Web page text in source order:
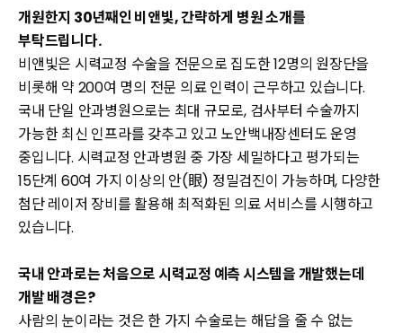
개원한지 30년째인 비앤빛, 간략하게 병원 소개를
부탁드립니다.
비앤빛은 시력교정 수술을 전문으로 집도한 12명의 원장단을
비롯해 약 200여 명의 전문 의료 인력이 근무하고 있습니다.
국내 단일 안과병원으로는 최대 규모로, 검사부터 수술까지
가능한 최신 인프라를 갖추고 있고 노안백내장센터도 운영
중입니다. 시력교정 안과병원 중 가장 세밀하다고 평가되는
15단계 60여 가지 이상의 안(眼) 정밀검진이 가능하며, 다양한
첨단 레이저 장비를 활용해 최적화된 의료 서비스를 시행하고
있습니다.
국내 안과로는 처음으로 시력교정 예측 시스템을 개발했는데
개발 배경은?
사람의 눈이라는 것은 한 가지 수술로는 해답을 줄 수 없는